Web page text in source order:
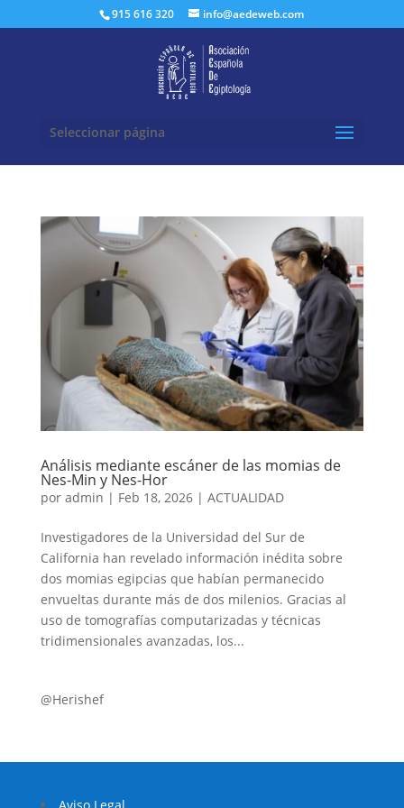
915 616 320 info@aedeweb.com
Seleccionar página
Análisis mediante escáner de las momias de
Nes-Min y Nes-Hor
por admin | Feb 18, 2026| ACTUALIDAD
Investigadores de la Universidad del Sur de
California han revelado información inédita sobre
dos momias egipcias que habían permanecido
envueltas durante más de dos milenios. Gracias al
uso de tomografías computarizadas y técnicas
tridimensionales avanzadas, los...
@Herishef